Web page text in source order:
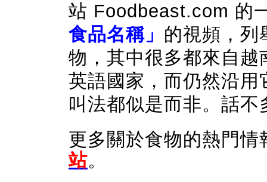
站 Foodbeast.com 的
食品名稱」 的視頻，列
物，其中很多都來自
英語國家，而仍然沿
叫法都似是而非。話
更多關於食物的熱門情
站。